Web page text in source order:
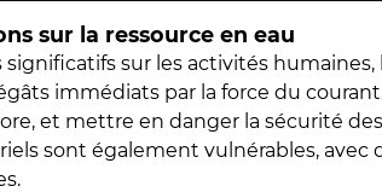
sur la ressource en eau
sur les activités
immédiats par la force du
et mettre en danger la sécurité
sont également vulnérables, avec